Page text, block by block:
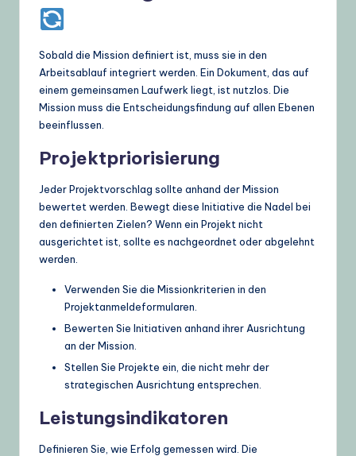
Sobald die Mission definiert ist, muss sie in den
Arbeitsablauf integriert werden. Ein Dokument, das auf
einem gemeinsamen Laufwerk liegt, ist nutzlos. Die
Mission muss die Entscheidungsfindung auf allen Ebenen
beeinflussen.
Projektpriorisierung
Jeder Projektvorschlag sollte anhand der Mission
bewertet werden. Bewegt diese Initiative die Nadel bei
den definierten Zielen? Wenn ein Projekt nicht
ausgerichtet ist, sollte es nachgeordnet oder abgelehnt
werden.
Verwenden Sie die Missionkriterien in den
Projektanmeldeformularen.
Bewerten Sie Initiativen anhand ihrer Ausrichtung
an der Mission.
Stellen Sie Projekte ein, die nicht mehr der
strategischen Ausrichtung entsprechen.
Leistungsindikatoren
Definieren Sie, wie Erfolg gemessen wird. Die